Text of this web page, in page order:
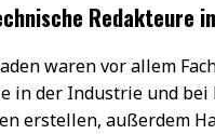
Redakteure
waren vor allem
in der Industrie und
erstellen, außerdem